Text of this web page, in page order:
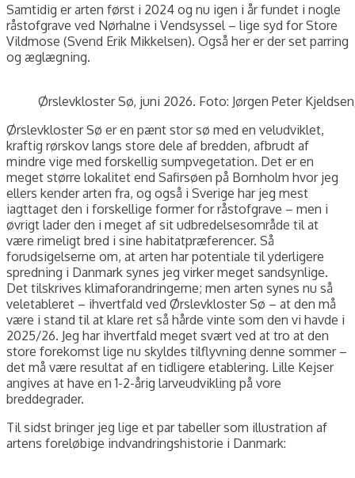
Samtidig er arten først i 2024 og nu igen i år fundet i nogle
råstofgrave ved Nørhalne i Vendsyssel – lige syd for Store
Vildmose (Svend Erik Mikkelsen). Også her er der set parring
og æglægning.
Ørslevkloster Sø, juni 2026. Foto: Jørgen Peter
Ørslevkloster Sø er en pænt stor sø med en veludviklet,
kraftig rørskov langs store dele af bredden, afbrudt af
mindre vige med forskellig sumpvegetation. Det er en
meget større lokalitet end Safirsøen på Bornholm hvor jeg
ellers kender arten fra, og også i Sverige har jeg mest
iagttaget den i forskellige former for råstofgrave – men i
øvrigt lader den i meget af sit udbredelsesområde til at
være rimeligt bred i sine habitatpræferencer. Så
forudsigelserne om, at arten har potentiale til yderligere
spredning i Danmark synes jeg virker meget sandsynlige.
Det tilskrives klimaforandringerne; men arten synes nu så
veletableret – ihvertfald ved Ørslevkloster Sø – at den må
være i stand til at klare ret så hårde vinte som den vi havde i
2025/26. Jeg har ihvertfald meget svært ved at tro at den
store forekomst lige nu skyldes tilflyvning denne sommer –
det må være resultat af en tidligere etablering. Lille Kejser
angives at have en 1-2-årig larveudvikling på vore
breddegrader.
Til sidst bringer jeg lige et par tabeller som illustration af
artens foreløbige indvandringshistorie i Danmark: